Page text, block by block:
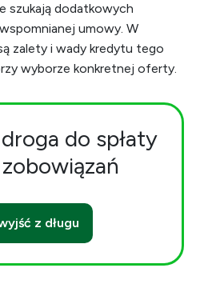
szukają dodatkowych
umowy. W
zalety i wady kredytu tego
wyborze konkretnej oferty.
do spłaty
z długu